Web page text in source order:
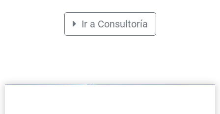
Ir a Consultoría